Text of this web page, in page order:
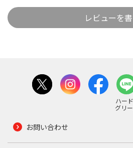
レビューを書
ハー
グリ
お問い合わせ